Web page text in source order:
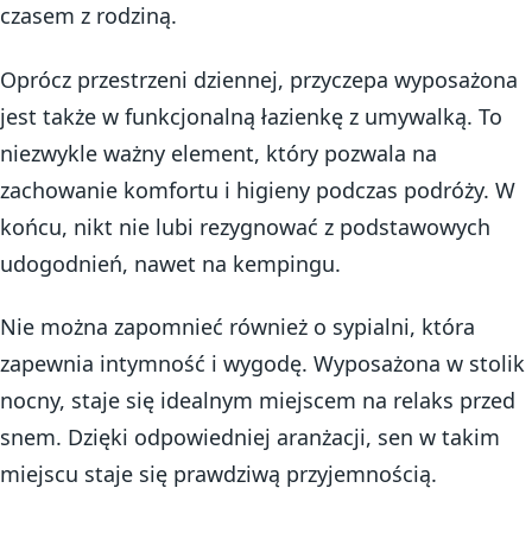
czasem z rodziną.
Oprócz przestrzeni dziennej, przyczepa wyposażona
jest także w funkcjonalną łazienkę z umywalką. To
niezwykle ważny element, który pozwala na
zachowanie komfortu i higieny podczas podróży. W
końcu, nikt nie lubi rezygnować z podstawowych
udogodnień, nawet na kempingu.
Nie można zapomnieć również o sypialni, która
zapewnia intymność i wygodę. Wyposażona w stolik
nocny, staje się idealnym miejscem na relaks przed
snem. Dzięki odpowiedniej aranżacji, sen w takim
miejscu staje się prawdziwą przyjemnością.